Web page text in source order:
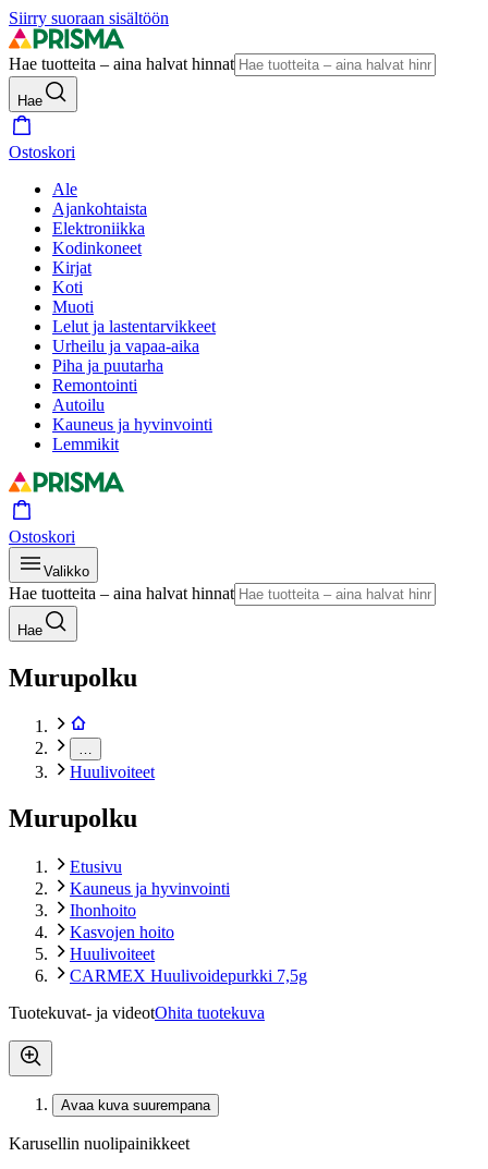
Siirry suoraan sisältöön
Hae tuotteita – aina halvat hinnat
Hae
Ostoskori
Ale
Ajankohtaista
Elektroniikka
Kodinkoneet
Kirjat
Koti
Muoti
Lelut ja lastentarvikkeet
Urheilu ja vapaa-aika
Piha ja puutarha
Remontointi
Autoilu
Kauneus ja hyvinvointi
Lemmikit
Ostoskori
Valikko
Hae tuotteita – aina halvat hinnat
Hae
Murupolku
Huulivoiteet
Murupolku
Etusivu
Kauneus ja hyvinvointi
Ihonhoito
Kasvojen hoito
Huulivoiteet
CARMEX Huulivoidepurkki 7,5g
Tuotekuvat- ja videotOhita tuotekuva
Avaa kuva suurempana
Karusellin nuolipainikkeet